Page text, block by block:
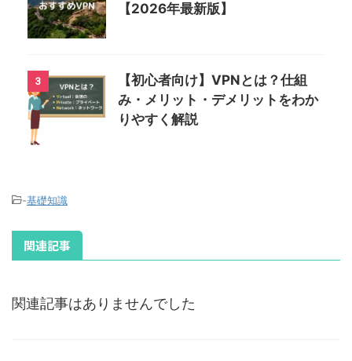
【2026年最新版】
3
【初心者向け】VPNとは？仕組
み・メリット・デメリットをわか
りやすく解説
-基礎知識
関連記事
関連記事はありませんでした